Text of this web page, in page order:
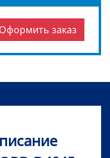
Оформить заказ